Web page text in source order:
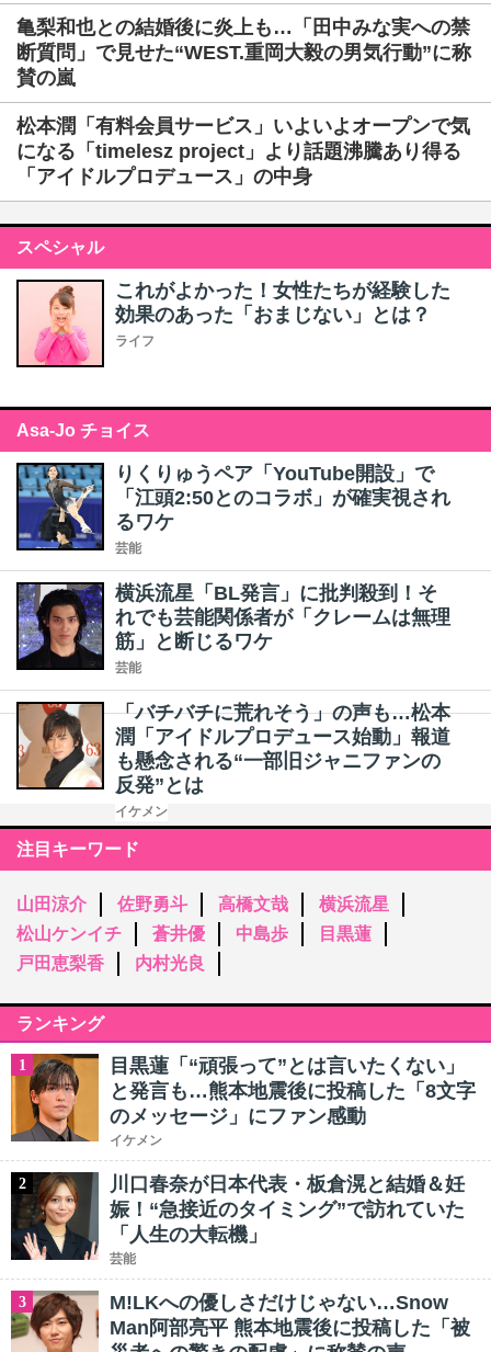
亀梨和也との結婚後に炎上も…「田中みな実への禁
断質問」で見せた“WEST.重岡大毅の男気行動”に称
賛の嵐
松本潤「有料会員サービス」いよいよオープンで気
になる「timelesz project」より話題沸騰あり得る
「アイドルプロデュース」の中身
スペシャル
これがよかった！女性たちが経験した
効果のあった「おまじない」とは？
ライフ
Asa-Jo チョイス
りくりゅうペア「YouTube開設」で
「江頭2:50とのコラボ」が確実視され
るワケ
芸能
横浜流星「BL発言」に批判殺到！そ
れでも芸能関係者が「クレームは無理
筋」と断じるワケ
芸能
「バチバチに荒れそう」の声も…松本
潤「アイドルプロデュース始動」報道
も懸念される“一部旧ジャニファンの
反発”とは
イケメン
注目キーワード
山田涼介 佐野勇斗 高橋文哉
横浜流星
松山ケンイチ
蒼井優 中島歩
目黒蓮
戸田恵梨香
内村光良
ランキング
1
目黒蓮「“頑張って”とは言いたくない」
と発言も…熊本地震後に投稿した「8文字
のメッセージ」にファン感動
イケメン
2
川口春奈が日本代表・板倉滉と結婚＆妊
娠！“急接近のタイミング”で訪れていた
「人生の大転機」
芸能
3
M!LKへの優しさだけじゃない…Snow
Man阿部亮平 熊本地震後に投稿した「被